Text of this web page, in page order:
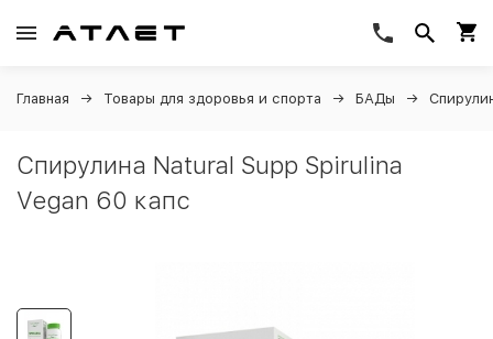
Главная Товары для здоровья и спорта БАДы
Спирулина Natural Supp Spirulina
Vegan 60 капс